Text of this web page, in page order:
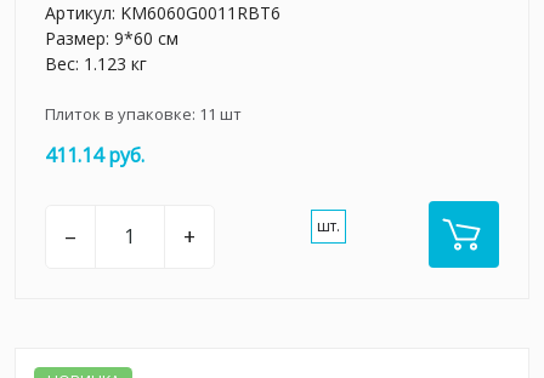
Артикул: KM6060G0011RBT6
Размер: 9*60 см
Вес: 1.123 кг
Плиток в упаковке: 11 шт
411.14 руб.
– + шт.